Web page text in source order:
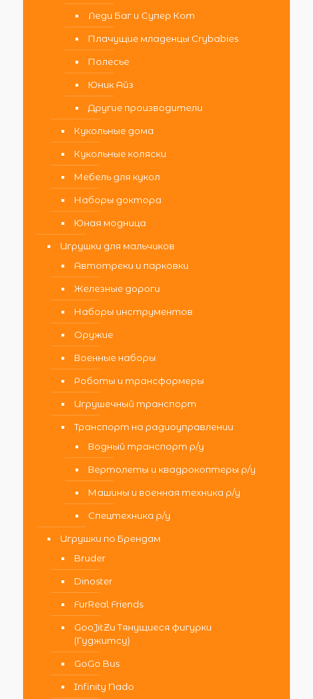
Леди Баг и Супер Кот
Плачущие младенцы Crybabies
Полесье
Юник Айз
Другие производители
Кукольные дома
Кукольные коляски
Мебель для кукол
Наборы доктора
Юная модница
Игрушки для мальчиков
Автотреки и парковки
Железные дороги
Наборы инструментов
Оружие
Военные наборы
Роботы и трансформеры
Игрушечный транспорт
Транспорт на радиоуправлении
Водный транспорт р/у
Вертолеты и квадрокоптеры р/у
Машины и военная техника р/у
Спецтехника р/у
Игрушки по Брендам
Bruder
Dinoster
FurReal Friends
GooJitZu Тянущиеся фигурки
(Гуджитсу)
GoGo Bus
Infinity Nado